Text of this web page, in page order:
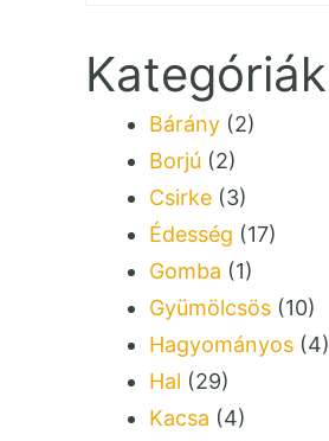
Kategóriák
Bárány (2)
Borjú (2)
Csirke (3)
Édesség (17)
Gomba (1)
Gyümölcsös (10)
Hagyományos (4)
Hal (29)
Kacsa (4)